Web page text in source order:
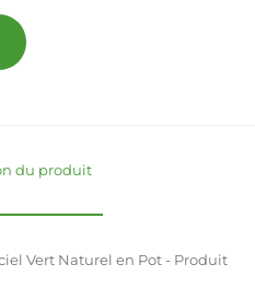
du produit
Vert Naturel en Pot - Produit